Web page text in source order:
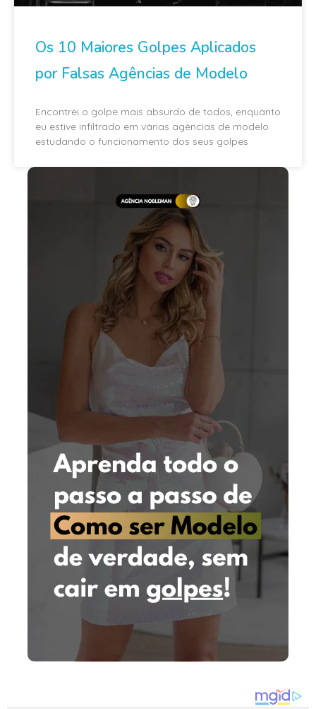
Os 10 Maiores Golpes Aplicados
por Falsas Agências de Modelo
Encontrei o golpe mais absurdo de todos, enquanto
eu estive infiltrado em várias agências de modelo
estudando o funcionamento dos seus golpes